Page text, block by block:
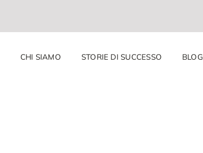
CHI SIAMO STORIE DI SUCCESSO BLOG